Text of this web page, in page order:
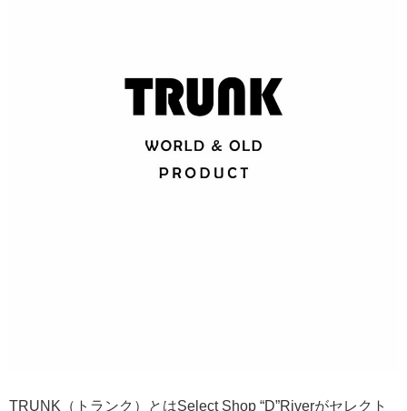
TRUNK（トランク）とはSelect Shop “D”Riverがセレクト